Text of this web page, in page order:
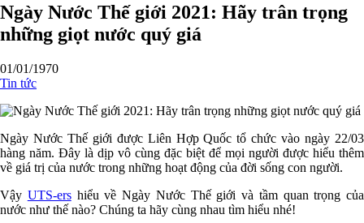
Ngày Nước Thế giới 2021: Hãy trân trọng
những giọt nước quý giá
01/01/1970
Tin tức
Ngày Nước Thế giới được Liên Hợp Quốc tổ chức vào ngày 22/03
hàng năm. Đây là dịp vô cùng đặc biệt để mọi người được hiểu thêm
về giá trị của nước trong những hoạt động của đời sống con người.
Vậy UTS-ershiểu về Ngày Nước Thế giới và tầm quan trọng của
nước như thế nào? Chúng ta hãy cùng nhau tìm hiểu nhé!